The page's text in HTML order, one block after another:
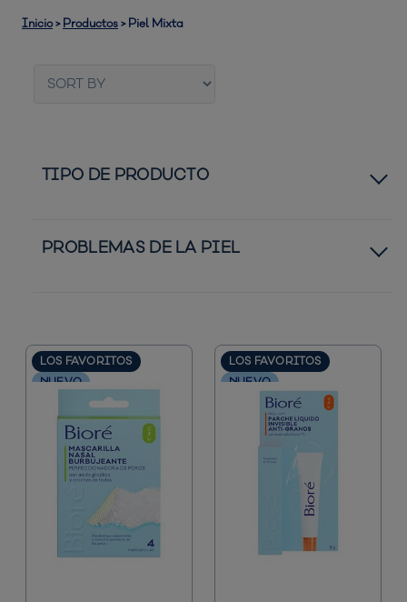
Inicio> Productos> Piel Mixta
TIPO DE PRODUCTO
Parches
UV Aqua Rich
Los Favoritos
Limpiadores Diarios
PROBLEMAS DE LA PIEL
Piel Normal a Grasa
Granos y Espinillas
Puntos Negros
Protección Solar
Piel Mixta
LOS FAVORITOS
NUEVO
LOS FAVORITOS
NUEVO